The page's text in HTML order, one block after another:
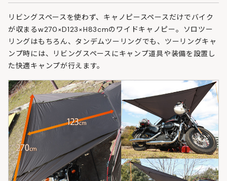
リビングスペースを使わず、キャノピースペースだけでバイク
が収まるw270×D123×H83cmのワイドキャノピー。ソロツー
リングはもちろん、タンデムツーリングでも、ツーリングキャ
ンプ時には、リビングスペースにキャンプ道具や装備を設置し
た快適キャンプが行えます。